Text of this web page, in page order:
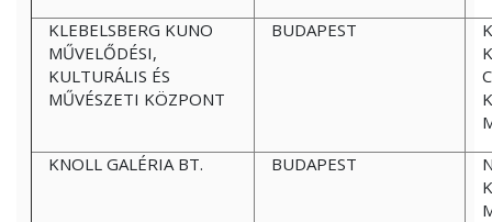
KLEBELSBERG KUNO
MŰVELŐDÉSI,
KULTURÁLIS ÉS
MŰVÉSZETI KÖZPONT
BUDAPEST
KNOLL GALÉRIA BT.
BUDAPEST